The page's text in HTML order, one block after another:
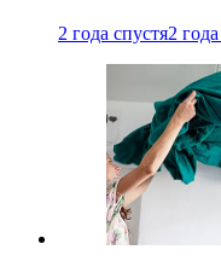
2 года спустя2